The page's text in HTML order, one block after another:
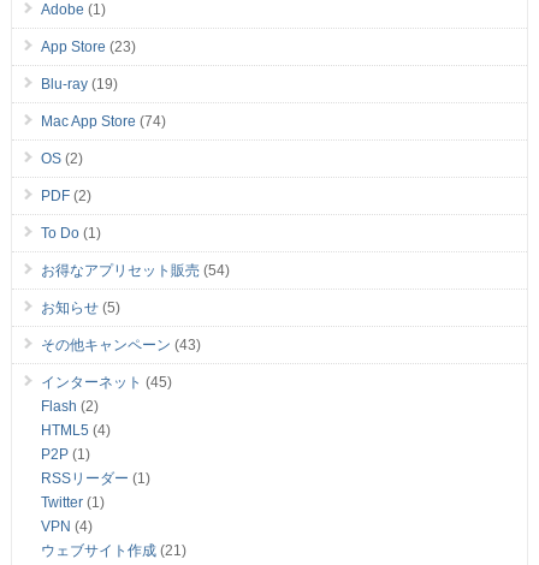
Adobe (1)
App Store (23)
Blu-ray(19)
Mac App Store (74)
OS(2)
PDF(2)
To Do(1)
お得なアプリセット販売(54)
お知らせ(5)
その他キャンペーン (43)
インターネット (45)
Flash (2)
HTML5 (4)
P2P(1)
RSSリーダー (1)
Twitter(1)
VPN (4)
ウェブサイト作成(21)